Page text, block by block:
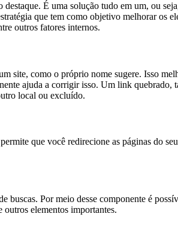
É uma solução tudo em um, ou
que tem como objetivo melhorar os
outros fatores internos.
como o próprio nome sugere. Isso
ajuda a corrigir isso. Um link
local ou excluído.
que você redirecione as páginas do
buscas. Por meio desse componente é
elementos importantes.